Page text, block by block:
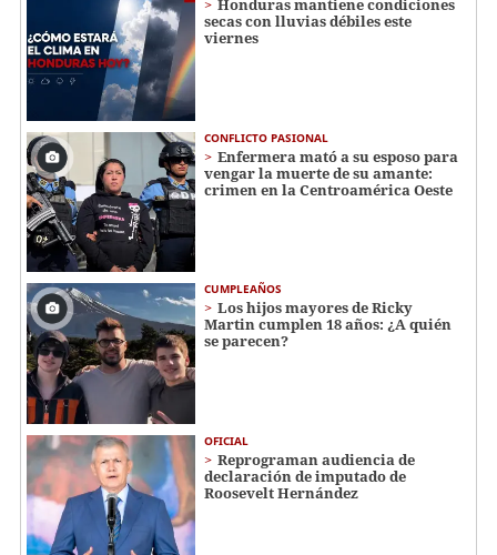
Honduras mantiene condiciones
secas con lluvias débiles este
viernes
CONFLICTO PASIONAL
Enfermera mató a su esposo para
vengar la muerte de su amante:
crimen en la Centroamérica Oeste
CUMPLEAÑOS
Los hijos mayores de Ricky
Martin cumplen 18 años: ¿A quién
se parecen?
OFICIAL
Reprograman audiencia de
declaración de imputado de
Roosevelt Hernández